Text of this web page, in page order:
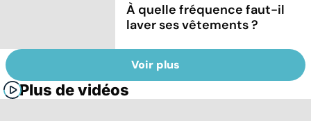
À quelle fréquence faut-il
laver ses vêtements ?
Voir plus
Plus de vidéos